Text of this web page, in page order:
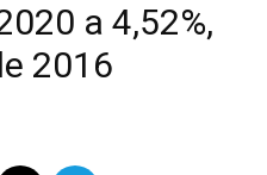
a 4,52%,
2016